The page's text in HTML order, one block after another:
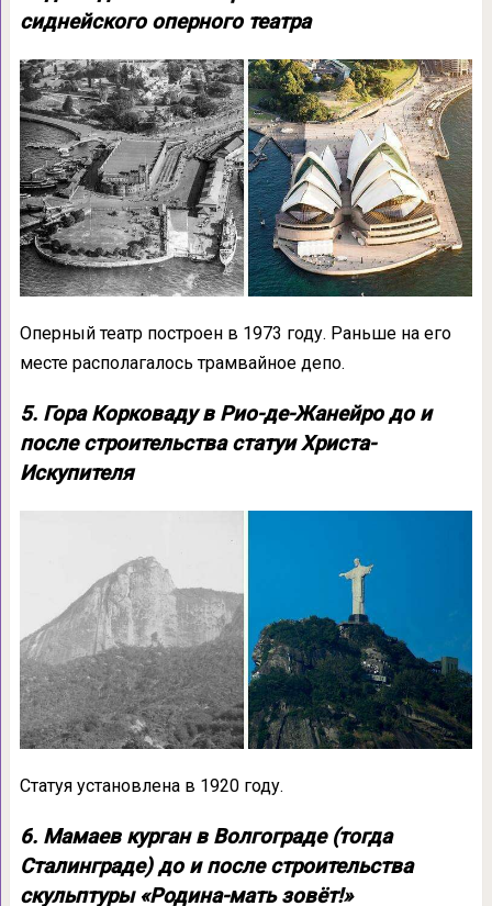
сиднейского оперного театра
Оперный театр построен в 1973 году. Раньше на его
месте располагалось трамвайное депо.
5. Гора Корковаду в Рио-де-Жанейро до и
после строительства статуи Христа-
Искупителя
Статуя установлена в 1920 году.
6. Мамаев курган в Волгограде (тогда
Сталинграде) до и после строительства
скульптуры «Родина-мать зовёт!»